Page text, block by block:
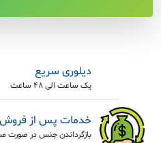
دیلوری سریع
یک ساعت الی 48 ساعت
خدمات پس از فروش
بازگرداندن جنس در صورت